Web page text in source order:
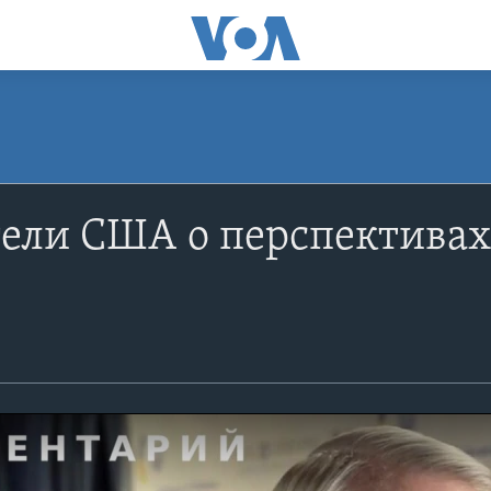
США о